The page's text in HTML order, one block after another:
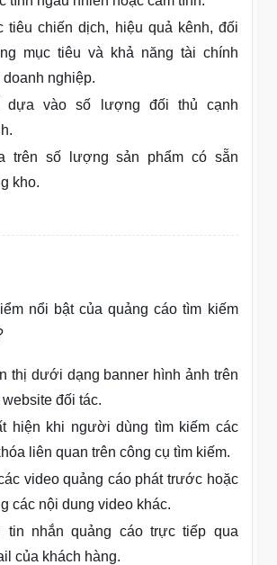
tiêu chiến dịch, hiệu quả kênh, đối
mục tiêu và khả năng tài chính
doanh nghiệp.
dựa vào số lượng đối thủ cạnh
trên số lượng sản phẩm có sẵn
kho.
nổi bật của quảng cáo tìm kiếm
thị dưới dạng banner hình ảnh trên
website đối tác.
hiện khi người dùng tìm kiếm các
liên quan trên công cụ tìm kiếm.
video quảng cáo phát trước hoặc
các nội dung video khác.
tin nhắn quảng cáo trực tiếp qua
của khách hàng.